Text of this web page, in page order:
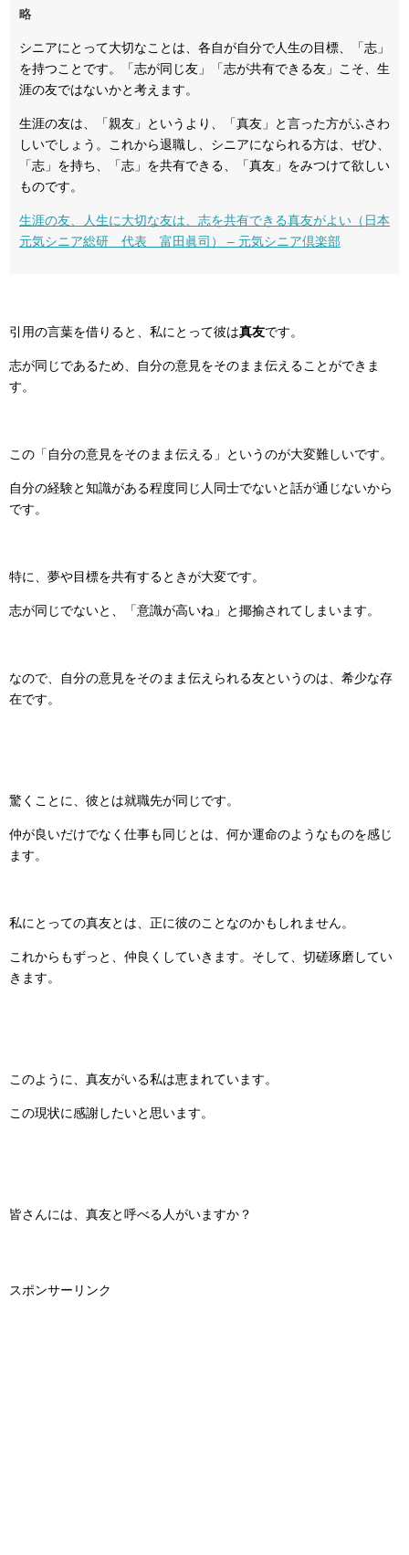
略
シニアにとって大切なことは、各自が自分で人生の目標、「志」
を持つことです。「志が同じ友」「志が共有できる友」こそ、生
涯の友ではないかと考えます。
生涯の友は、「親友」というより、「真友」と言った方がふさわ
しいでしょう。これから退職し、シニアになられる方は、ぜひ、
「志」を持ち、「志」を共有できる、「真友」をみつけて欲しい
ものです。
生涯の友、人生に大切な友は、志を共有できる真友がよい（日本
元気シニア総研 代表 富田眞司） – 元気シニア倶楽部
引用の言葉を借りると、私にとって彼は真友です。
志が同じであるため、自分の意見をそのまま伝えることができま
す。
この「自分の意見をそのまま伝える」というのが大変難しいです。
自分の経験と知識がある程度同じ人同士でないと話が通じないから
です。
特に、夢や目標を共有するときが大変です。
志が同じでないと、「意識が高いね」と揶揄されてしまいます。
なので、自分の意見をそのまま伝えられる友というのは、希少な存
在です。
驚くことに、彼とは就職先が同じです。
仲が良いだけでなく仕事も同じとは、何か運命のようなものを感じ
ます。
私にとっての真友とは、正に彼のことなのかもしれません。
これからもずっと、仲良くしていきます。そして、切磋琢磨してい
きます。
このように、真友がいる私は恵まれています。
この現状に感謝したいと思います。
皆さんには、真友と呼べる人がいますか？
スポンサーリンク